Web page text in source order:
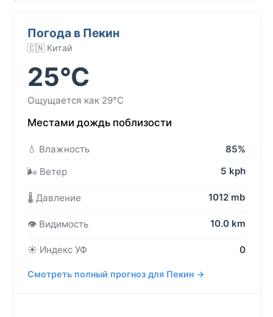
Погода в Пекин
🇨🇳 Китай
25°C
Ощущается как 29°C
Местами дождь поблизости
💧 Влажность
85%
🌬️ Ветер
5 kph
🌡️ Давление 1012 mb
👁️ Видимость 10.0 km
☀️ Индекс УФ 0
Смотреть полный прогноз для Пекин →